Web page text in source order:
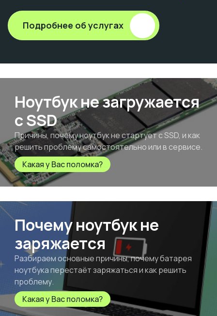
Подробнее об услугах
Ноутбук не загружается
с SSD
Причины, почему ноутбук не стартует с SSD, и как
решить проблему самостоятельно или в сервисе.
Какая у Вас поломка?
Почему ноутбук не
заряжается
Разбираем основные причины, почему батарея
ноутбука перестаёт заряжаться и как решить
проблему.
Какая у Вас поломка?